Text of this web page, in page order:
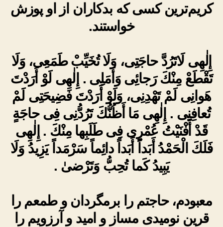
کریم‌ترین کسی که بدکاران از او پوزش
خواستند.
إِلٰهِى لَاتَرُدَّ حاجَتِى، وَلَا تُخَيِّبْ طَمَعِى، وَلَا
تَقْطَعْ مِنْكَ رَجائِى وَأَمَلِى . إِلٰهِى لَوْ أَرَدْتَ
هَوانِى لَمْ تَهْدِنِى، وَلَوْ أَرَدْتَ فَضِيحَتِى لَمْ
تُعافِنِى . إِلٰهِى مَا أَظُنُّكَ تَرُدُّنِى فِى حاجَةٍ
قَدْ أَفْنَيْتُ عُمْرِى فِى طَلَبِها مِنْكَ . إِلٰهِى
فَلَكَ الْحَمْدُ أَبَداً أَبَداً دائِماً سَرْمَداً يَزِيدُ وَلَا
يَبِيدُ كَما تُحِبُّ وَتَرْضىٰ .
معبودم، حاجتم را برمگردان و طمعم را
قرین نومیدی مساز و امید و آرزویم را